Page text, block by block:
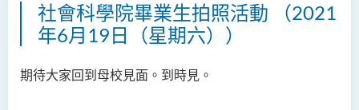
社會科學院畢業生拍照活動 （2021
年6月19日（星期六））
期待大家回到母校見面。到時見。